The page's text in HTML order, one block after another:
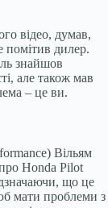
відео, думав,
помітив дилер.
знайшов
але також мав
– це ви.
Вільям
Honda Pilot
що це
мати проблеми з